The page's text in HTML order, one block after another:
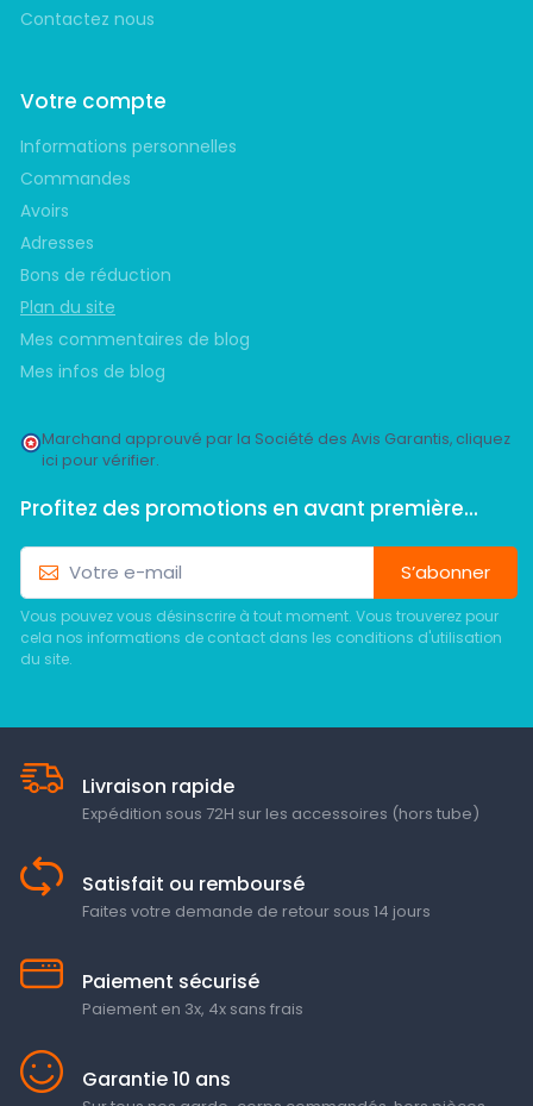
Contactez nous
Votre compte
Informations personnelles
Commandes
Avoirs
Adresses
Bons de réduction
Plan du site
Mes commentaires de blog
Mes infos de blog
Marchand approuvé par la Société des Avis Garantis, cliquez
ici pour vérifier.
Profitez des promotions en avant première...
S’abonner
Vous pouvez vous désinscrire à tout moment. Vous trouverez pour
cela nos informations de contact dans les conditions d'utilisation
du site.
Livraison rapide
Expédition sous 72H sur les accessoires (hors tube)
Satisfait ou remboursé
Faites votre demande de retour sous 14 jours
Paiement sécurisé
Paiement en 3x, 4x sans frais
Garantie 10 ans